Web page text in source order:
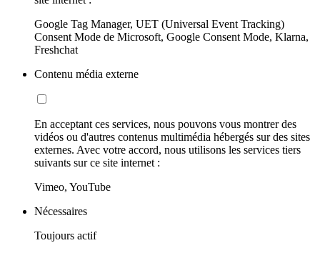
Google Tag Manager, UET (Universal Event Tracking)
Consent Mode de Microsoft, Google Consent Mode, Klarna,
Freshchat
Contenu média externe
En acceptant ces services, nous pouvons vous montrer des
vidéos ou d'autres contenus multimédia hébergés sur des sites
externes. Avec votre accord, nous utilisons les services tiers
suivants sur ce site internet :
Vimeo, YouTube
Nécessaires
Toujours actif